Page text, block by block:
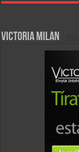
VICTORIA MILAN